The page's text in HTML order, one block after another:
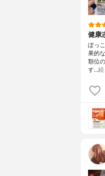
健康
ぽっ
果的
類位
す…続